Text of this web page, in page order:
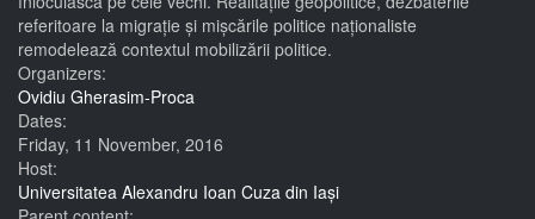
referitoare la migrație și mișcările politice naționaliste
remodelează contextul mobilizării politice.
Organizers:
Ovidiu Gherasim-Proca
Dates:
Friday, 11 November, 2016
Host:
Universitatea Alexandru Ioan Cuza din Iași